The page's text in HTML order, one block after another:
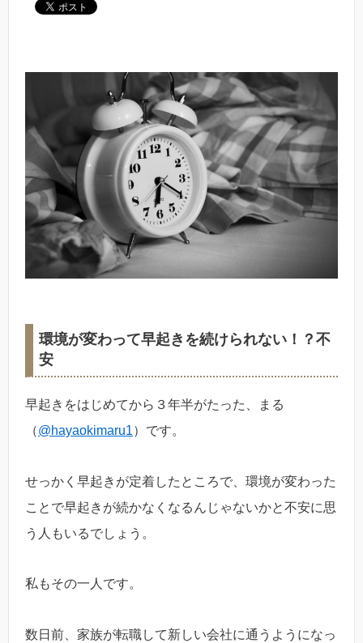
環境が変わって早起きを続けられない！？不
安
早起きをはじめてから３年半がたった、まる
（@hayaokimaru1）です。
せっかく早起きが定着したところで、環境が変わった
ことで早起きが続かなくなるんじゃないかと不安に思
う人もいるでしょう。
私もその一人です。
数日前、家族が転職して新しい会社に通うようになっ